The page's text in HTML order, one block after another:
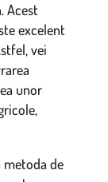
Acest
excelent
vei
unor
metoda de